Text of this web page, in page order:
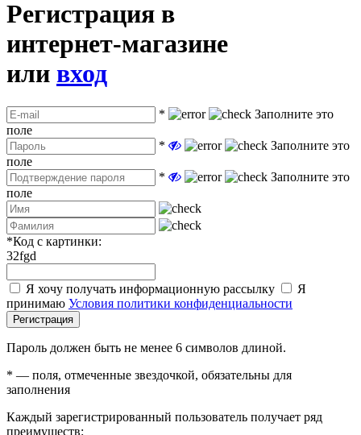
Регистрация в
интернет-магазине
или вход
*
Заполните это
поле
*
Заполните это
поле
*
Заполните это
поле
*Код с картинки:
32fgd
Я хочу получать информационную рассылку
Я
принимаю Условия политики конфиденциальности
Регистрация
Пароль должен быть не менее 6 символов длиной.
* — поля, отмеченные звездочкой, обязательны для
заполнения
Каждый зарегистрированный пользователь получает ряд
преимуществ: